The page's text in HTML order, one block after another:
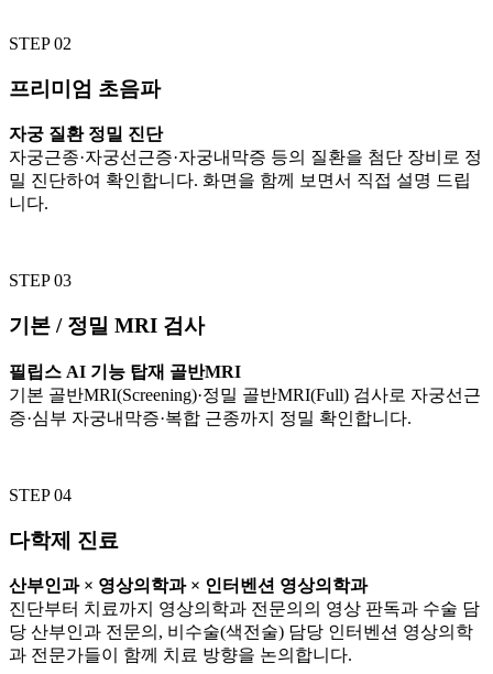
STEP 02
프리미엄 초음파
자궁 질환 정밀 진단
자궁근종·자궁선근증·자궁내막증 등의 질환을 첨단 장비로 정
밀 진단하여 확인합니다. 화면을 함께 보면서 직접 설명 드립
니다.
STEP 03
기본 / 정밀 MRI 검사
필립스 AI 기능 탑재 골반MRI
기본 골반MRI(Screening)·정밀 골반MRI(Full) 검사로 자궁선근
증·심부 자궁내막증·복합 근종까지 정밀 확인합니다.
STEP 04
다학제 진료
산부인과 × 영상의학과 × 인터벤션 영상의학과
진단부터 치료까지 영상의학과 전문의의 영상 판독과 수술 담
당 산부인과 전문의, 비수술(색전술) 담당 인터벤션 영상의학
과 전문가들이 함께 치료 방향을 논의합니다.